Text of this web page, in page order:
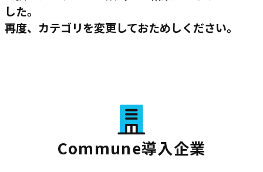
した。
再度、カテゴリを変更しておためしください。
Commune導入企業